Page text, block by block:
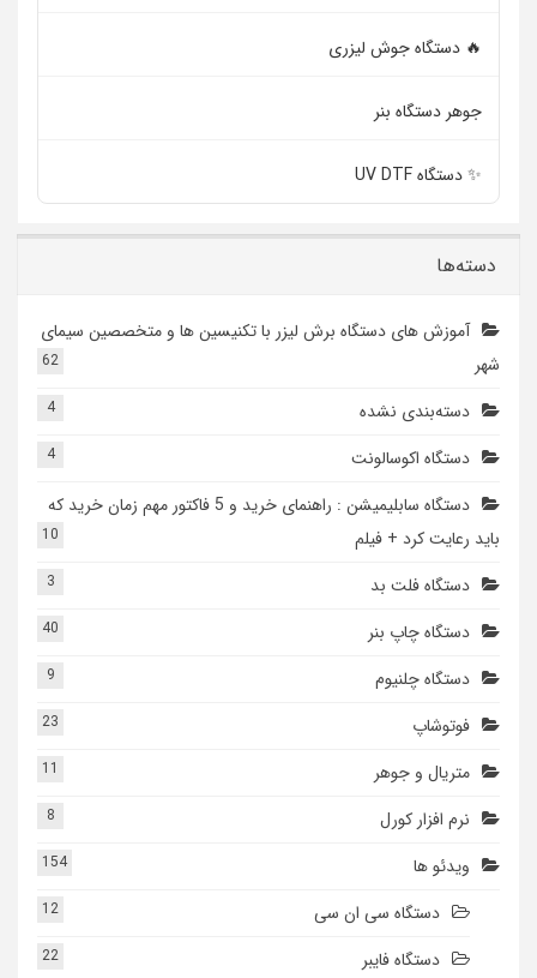
🔥 دستگاه جوش لیزری
جوهر دستگاه بنر
✨ دستگاه UV DTF
دسته‌ها
آموزش های دستگاه برش لیزر با تکنیسین ها و متخصصین سیمای
شهر
62
دسته‌بندی نشده 4
دستگاه اکوسالونت 4
دستگاه سابلیمیشن : راهنمای خرید و 5 فاکتور مهم زمان خرید که
باید رعایت کرد + فیلم
10
دستگاه فلت بد 3
دستگاه چاپ بنر 40
دستگاه چلنیوم 9
فوتوشاپ 23
متریال و جوهر 11
نرم افزار کورل 8
ویدئو ها 154
دستگاه سی ان سی 12
دستگاه فایبر 22